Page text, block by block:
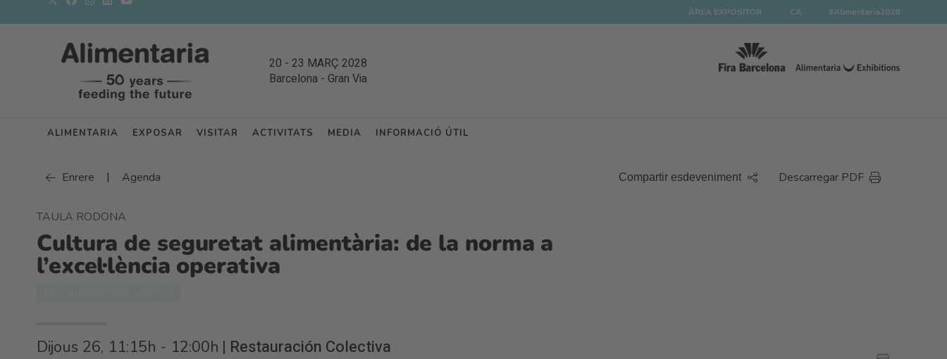
ÀREA EXPOSITOR CA #Alimentaria2028
20 - 23 MARÇ 2028
Barcelona - Gran Via
ALIMENTARIA EXPOSAR VISITAR ACTIVITATS MEDIA INFORMACIÓ ÚTIL
Enrere | Agenda Compartir esdeveniment Descarregar PDF
TAULA RODONA
Cultura de seguretat alimentària: de la norma a
l’excel·lència operativa
Dijous 26, 11:15h - 12:00h | Restauración Colectiva